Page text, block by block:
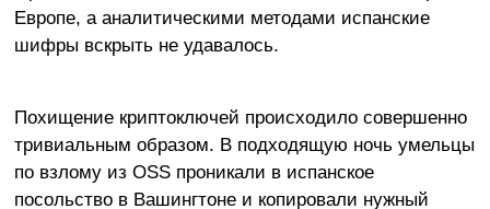
Европе, а аналитическими методами испанские
шифры вскрыть не удавалось.
Похищение криптоключей происходило совершенно
тривиальным образом. В подходящую ночь умельцы
по взлому из OSS проникали в испанское
посольство в Вашингтоне и копировали нужный